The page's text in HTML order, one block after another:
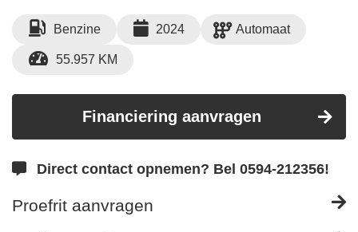
Benzine 2024 Automaat
55.957 KM
Financiering aanvragen
Direct contact opnemen? Bel 0594-212356!
Proefrit aanvragen